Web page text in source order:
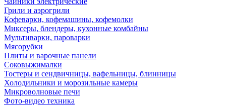
Грили и аэрогрили
Кофеварки, кофемашины, кофемолки
Миксеры, блендеры, кухонные комбайны
Мультиварки, пароварки
Мясорубки
Плиты и варочные панели
Соковыжималки
Тостеры и сендвичницы, вафельницы, блинницы
Холодильники и морозильные камеры
Микроволновые печи
Фото-видео техника